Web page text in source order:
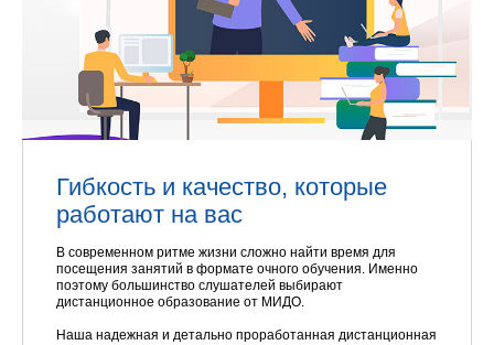
Гибкость и качество, которые
работают на вас
В современном ритме жизни сложно найти время для
посещения занятий в формате очного обучения. Именно
поэтому большинство слушателей выбирают
дистанционное образование от МИДО.
Наша надежная и детально проработанная дистанционная